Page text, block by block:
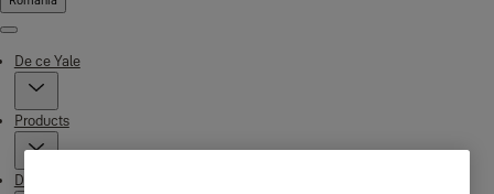
Menu
De ce Yale
Products
Distribuitori